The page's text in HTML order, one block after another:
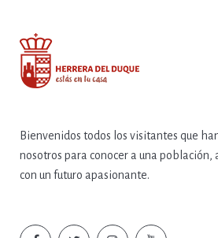
Bienvenidos todos los visitantes que
nosotros para conocer a una
con un futuro apasionante.